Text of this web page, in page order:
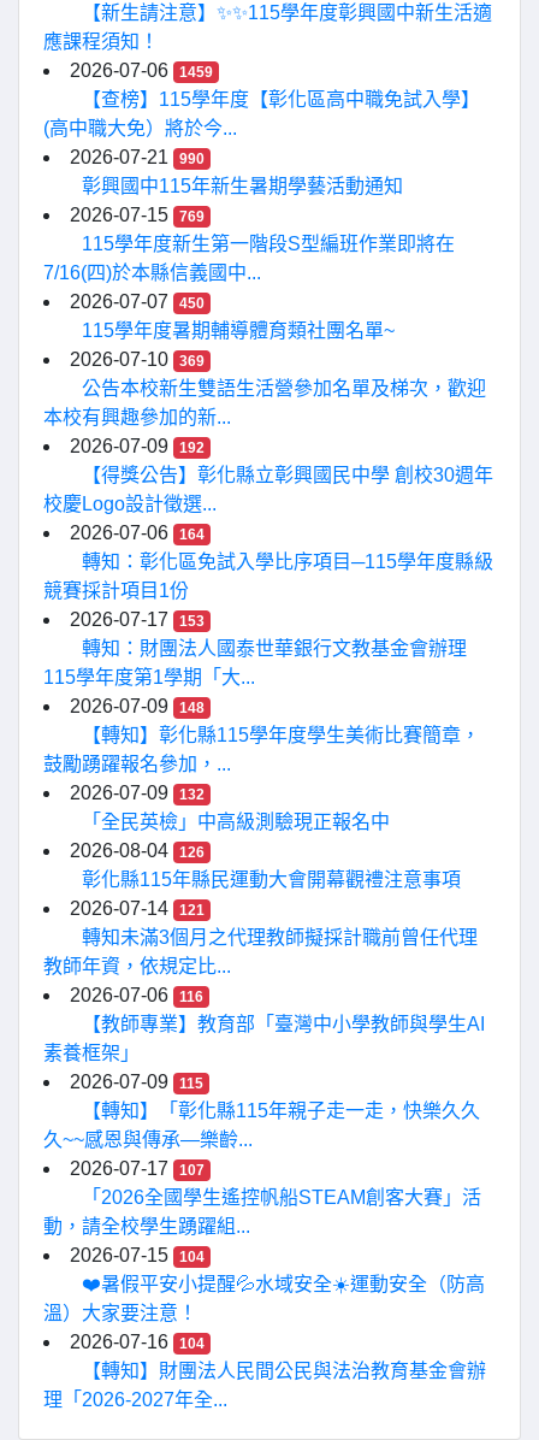
【新生請注意】✨✨115學年度彰興國中新生活適
應課程須知！
2026-07-06
1459
【查榜】115學年度【彰化區高中職免試入學】
(高中職大免）將於今...
2026-07-21
990
彰興國中115年新生暑期學藝活動通知
2026-07-15
769
115學年度新生第一階段S型編班作業即將在
7/16(四)於本縣信義國中...
2026-07-07
450
115學年度暑期輔導體育類社團名單~
2026-07-10
369
公告本校新生雙語生活營參加名單及梯次，歡迎
本校有興趣參加的新...
2026-07-09
192
【得獎公告】彰化縣立彰興國民中學 創校30週年
校慶Logo設計徵選...
2026-07-06
164
轉知：彰化區免試入學比序項目─115學年度縣級
競賽採計項目1份
2026-07-17
153
轉知：財團法人國泰世華銀行文教基金會辦理
115學年度第1學期「大...
2026-07-09
148
【轉知】彰化縣115學年度學生美術比賽簡章，
鼓勵踴躍報名參加，...
2026-07-09
132
「全民英檢」中高級測驗現正報名中
2026-08-04
126
彰化縣115年縣民運動大會開幕觀禮注意事項
2026-07-14
121
轉知未滿3個月之代理教師擬採計職前曾任代理
教師年資，依規定比...
2026-07-06
116
【教師專業】教育部「臺灣中小學教師與學生AI
素養框架」
2026-07-09
115
【轉知】「彰化縣115年親子走一走，快樂久久
久~~感恩與傳承—樂齡...
2026-07-17
107
「2026全國學生遙控帆船STEAM創客大賽」活
動，請全校學生踴躍組...
2026-07-15
104
❤️暑假平安小提醒💦水域安全☀️運動安全（防高
溫）大家要注意！
2026-07-16
104
【轉知】財團法人民間公民與法治教育基金會辦
理「2026-2027年全...